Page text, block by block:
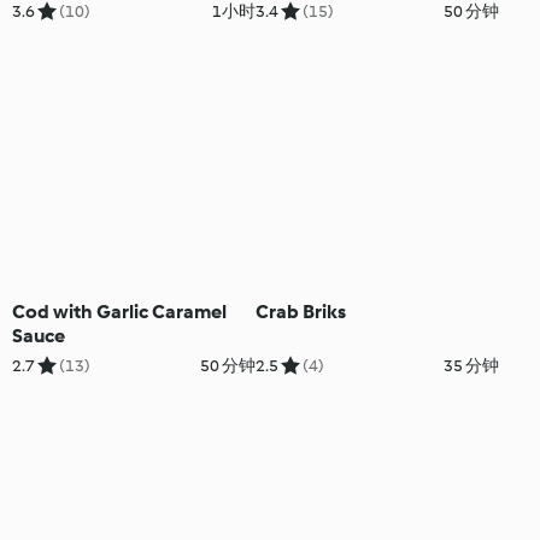
Soup
3.6 (10) 1小时3.4 (15) 50 分钟
Cod with Garlic Caramel
Sauce
2.7 (13) 50 分钟
Crab Briks
2.5 (4) 35 分钟